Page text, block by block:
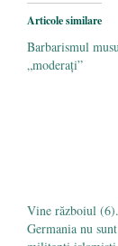
are
mai
Articole similare
Barbarismul
„moderați”
Vine războiul
Germania nu